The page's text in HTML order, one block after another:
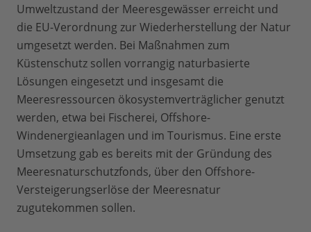
Umweltzustand der Meeresgewässer erreicht und
die EU-Verordnung zur Wiederherstellung der Natur
umgesetzt werden. Bei Maßnahmen zum
Küstenschutz sollen vorrangig naturbasierte
Lösungen eingesetzt und insgesamt die
Meeresressourcen ökosystemverträglicher genutzt
werden, etwa bei Fischerei, Offshore-
Windenergieanlagen und im Tourismus. Eine erste
Umsetzung gab es bereits mit der Gründung des
Meeresnaturschutzfonds, über den Offshore-
Versteigerungserlöse der Meeresnatur
zugutekommen sollen.